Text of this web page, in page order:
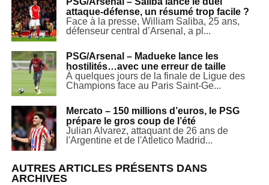
attaque-défense, un résumé trop facile ?
Face à la presse, William Saliba, 25 ans,
défenseur central d’Arsenal, a pl...
PSG/Arsenal – Madueke lance les
hostilités…avec une erreur de taille
À quelques jours de la finale de Ligue des
Champions face au Paris Saint-Ge...
Mercato – 150 millions d’euros, le PSG
prépare le gros coup de l’été
Julian Alvarez, attaquant de 26 ans de
l'Argentine et de l'Atletico Madrid...
AUTRES ARTICLES PRÉSENTS DANS
ARCHIVES